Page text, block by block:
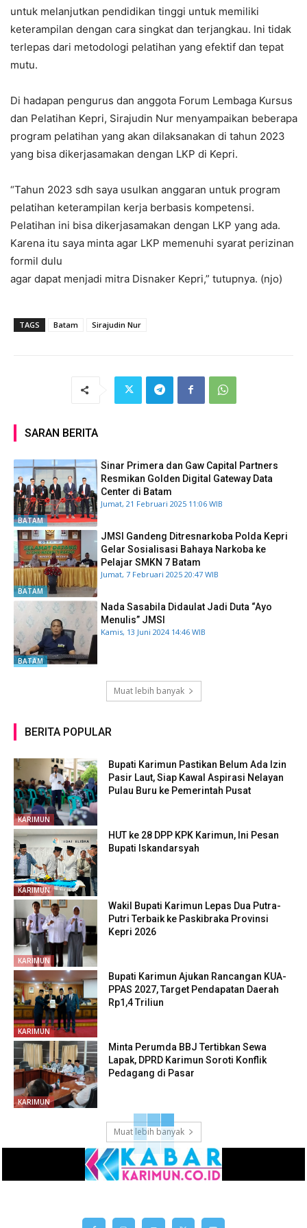
untuk melanjutkan pendidikan tinggi untuk memiliki
keterampilan dengan cara singkat dan terjangkau. Ini tidak
terlepas dari metodologi pelatihan yang efektif dan tepat
mutu.
Di hadapan pengurus dan anggota Forum Lembaga Kursus
dan Pelatihan Kepri, Sirajudin Nur menyampaikan beberapa
program pelatihan yang akan dilaksanakan di tahun 2023
yang bisa dikerjasamakan dengan LKP di Kepri.
“Tahun 2023 sdh saya usulkan anggaran untuk program
pelatihan keterampilan kerja berbasis kompetensi.
Pelatihan ini bisa dikerjasamakan dengan LKP yang ada.
Karena itu saya minta agar LKP memenuhi syarat perizinan
formil dulu
agar dapat menjadi mitra Disnaker Kepri,” tutupnya. (njo)
TAGS Batam Sirajudin Nur
SARAN BERITA
BATAM
Sinar Primera dan Gaw Capital Partners
Resmikan Golden Digital Gateway Data
Center di Batam
Jumat, 21 Februari 2025 11:06 WIB
BATAM
JMSI Gandeng Ditresnarkoba Polda Kepri
Gelar Sosialisasi Bahaya Narkoba ke
Pelajar SMKN 7 Batam
Jumat, 7 Februari 2025 20:47 WIB
BATAM
Nada Sasabila Didaulat Jadi Duta “Ayo
Menulis” JMSI
Kamis, 13 Juni 2024 14:46 WIB
Muat lebih banyak
BERITA POPULAR
KARIMUN
Bupati Karimun Pastikan Belum Ada Izin
Pasir Laut, Siap Kawal Aspirasi Nelayan
Pulau Buru ke Pemerintah Pusat
KARIMUN
HUT ke 28 DPP KPK Karimun, Ini Pesan
Bupati Iskandarsyah
KARIMUN
Wakil Bupati Karimun Lepas Dua Putra-
Putri Terbaik ke Paskibraka Provinsi
Kepri 2026
KARIMUN
Bupati Karimun Ajukan Rancangan KUA-
PPAS 2027, Target Pendapatan Daerah
Rp1,4 Triliun
KARIMUN
Minta Perumda BBJ Tertibkan Sewa
Lapak, DPRD Karimun Soroti Konflik
Pedagang di Pasar
Muat lebih banyak